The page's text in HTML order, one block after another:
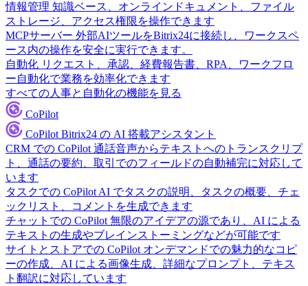
情報管理 知識ベース、オンラインドキュメント、ファイル
ストレージ、アクセス権限を操作できます
MCPサーバー 外部AIツールをBitrix24に接続し、ワークスペ
ース内の操作を安全に実行できます。
自動化 リクエスト、承認、経費報告書、RPA、ワークフロ
ー自動化で業務を効率化できます
すべての人事と自動化の機能を見る
CoPilot
CoPilot Bitrix24 の AI 搭載アシスタント
CRM での CoPilot 通話音声からテキストへのトランスクリプ
ト、通話の要約、取引でのフィールドの自動補完に対応して
います
タスクでの CoPilot AI でタスクの説明、タスクの概要、チェ
ックリスト、コメントを生成できます
チャットでの CoPilot 無限のアイデアの源であり、AI による
テキストの生成やブレインストーミングなどが可能です
サイトとストアでの CoPilot オンデマンドでの魅力的なコピ
ーの作成、AI による画像生成、詳細なプロンプト、テキス
ト翻訳に対応しています